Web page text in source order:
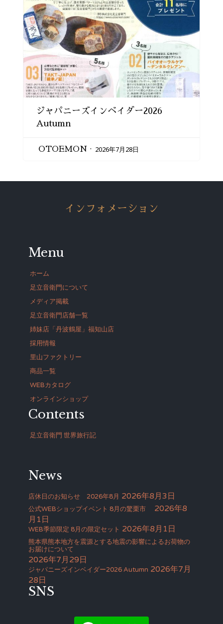
ジャパニーズインベイダー2026
Autumn
OTOEMON 2026年7月28日
インフォメーション
Menu
ホーム
足立音衛門について
メディア掲載
足立音衛門店舗一覧
姉妹店「丹波鶴屋」福知山店
採用情報
里山ファクトリー
商品一覧
WEBカタログ
オンラインショップ
Contents
足立音衛門 世界旅行記
News
店休日のお知らせ 2026年8月 2026年8月3日
公式WEBショップイベント 8月の驚栗市
2026年8
月1日
WEB季節限定 8月の限定セット 2026年8月1日
熊本県熊本地方を震源とする地震の影響によるお荷物の
お届けについて
2026年7月29日
ジャパニーズインベイダー2026 Autumn 2026年7月
28日
SNS